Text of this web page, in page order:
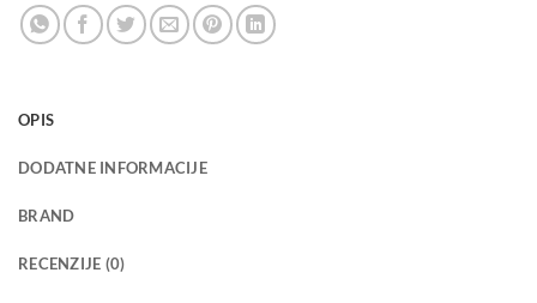
OPIS
DODATNE INFORMACIJE
BRAND
RECENZIJE (0)